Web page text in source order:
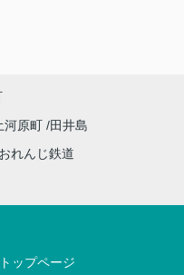
河原町
田井島
れんじ鉄道
トップページ